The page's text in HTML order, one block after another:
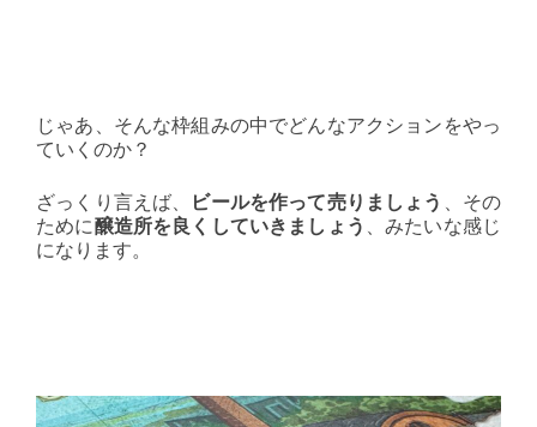
じゃあ、そんな枠組みの中でどんなアクションをやっ
ていくのか？
ざっくり言えば、 ビールを作って売りましょう
、その
ために醸造所を良くしていきましょう
、みたいな感じ
になります。